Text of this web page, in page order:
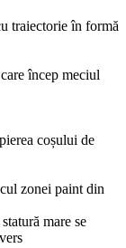
traiectorie în formă
încep meciul
coșului de
zonei paint din
mare se